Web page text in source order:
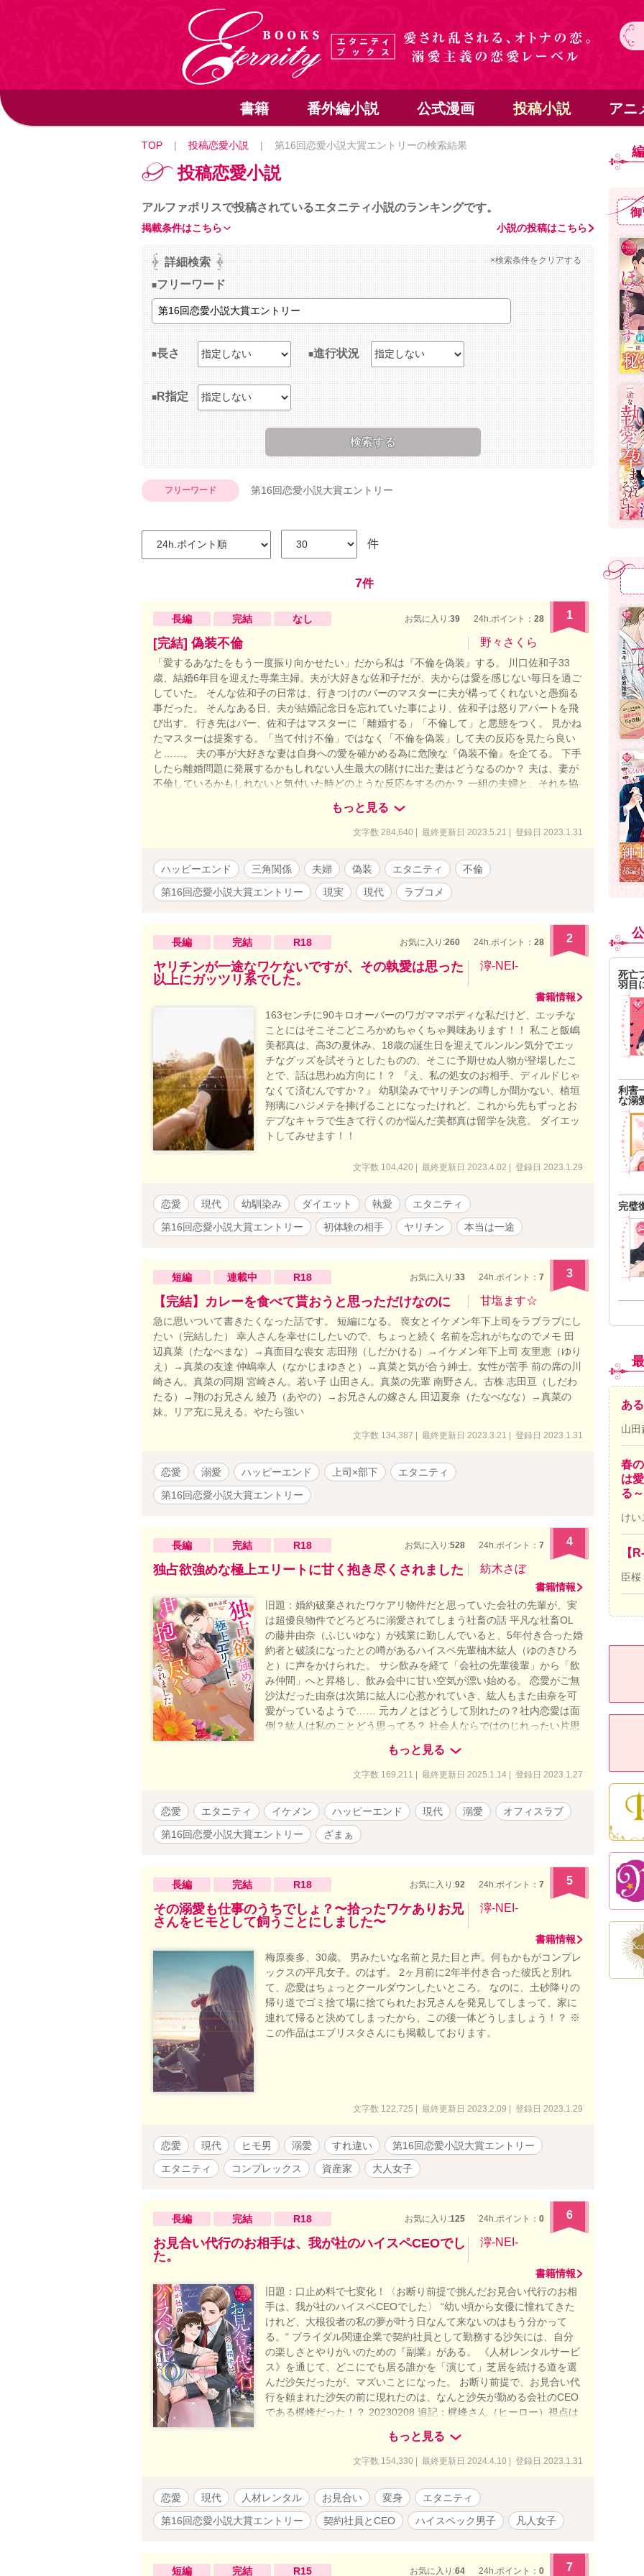
書籍 番外編小説 公式漫画 投稿小説 アニ
TOP | 投稿恋愛小説 | 第16回恋愛小説大賞エントリーの検索結果
投稿恋愛小説
アルファポリスで投稿されているエタニティ小説のランキングです。
小説の投稿はこちら
掲載条件はこちら
詳細検索 ×検索条件をクリアする
フリーワード
長さ 進行状況
R指定
フリーワード 第16回恋愛小説大賞エントリー
件
7件
長編 完結 なし お気に入り:39 24h.ポイント： 28 1
[完結] 偽装不倫 野々さくら
「愛するあなたをもう一度振り向かせたい」だから私は『不倫を偽装』する。 川口佐和子33
歳、結婚6年目を迎えた専業主婦。夫が大好きな佐和子だが、夫からは愛を感じない毎日を過ご
していた。 そんな佐和子の日常は、行きつけのバーのマスターに夫が構ってくれないと愚痴る
事だった。 そんなある日、夫が結婚記念日を忘れていた事により、佐和子は怒りアパートを飛
び出す。 行き先はバー、佐和子はマスターに「離婚する」「不倫して」と悪態をつく。 見かね
たマスターは提案する。「当て付け不倫」ではなく「不倫を偽装」して夫の反応を見たら良い
と……。 夫の事が大好きな妻は自身への愛を確かめる為に危険な『偽装不倫』を企てる。 下手
したら離婚問題に発展するかもしれない人生最大の賭けに出た妻はどうなるのか？ 夫は、妻が
不倫しているかもしれないと気付いた時どのような反応をするのか？ 一組の夫婦と、それを協
力する男の物語が今始まる。 ※1話毎あらすじがあります。あらすじ読み、ながら読み歓迎で
す。 ───────────────────────────── ライト文芸で「天使がくれた259日の時
間」を投稿しています。 テーマは「死産」と「新たな命」です。よければあらすじだけでも読
もっと見る
文字数 284,640 | 最終更新日 2023.5.21 | 登録日 2023.1.31
ハッピーエンド 三角関係 夫婦 偽装 エタニティ
不倫
第16回恋愛小説大賞エントリー
現実 現代 ラブコメ
長編 完結 R18 お気に入り:260 24h.ポイント： 28 2
ヤリチンが一途なワケないですが、その執愛は思った
以上にガッツリ系でした。
濘-NEI-
書籍情報
163センチに90キロオーバーのワガママボディな私だけど、エッチな
ことにはそこそこどころかめちゃくちゃ興味あります！！ 私こと飯嶋
美都真は、高3の夏休み、18歳の誕生日を迎えてルンルン気分でエッ
チなグッズを試そうとしたものの、そこに予期せぬ人物が登場したこ
とで、話は思わぬ方向に！？ 『え、私の処女のお相手、ディルドじゃ
なくて済むんですか？』 幼馴染みでヤリチンの噂しか聞かない、植垣
翔璃にハジメテを捧げることになったけれど、これから先もずっとお
デブなキャラで生きて行くのか悩んだ美都真は留学を決意。 ダイエッ
トしてみせます！！
文字数 104,420 | 最終更新日 2023.4.02 | 登録日 2023.1.29
恋愛 現代 幼馴染み ダイエット 執愛
エタニティ
第16回恋愛小説大賞エントリー
初体験の相手 ヤリチン 本当は一途
短編 連載中 R18 お気に入り:33 24h.ポイント： 7 3
【完結】カレーを食べて貰おうと思っただけなのに 甘塩ます☆
急に思いついて書きたくなった話です。 短編になる。 喪女とイケメン年下上司をラブラブにし
たい（完結した） 幸人さんを幸せにしたいので、ちょっと続く 名前を忘れがちなのでメモ 田
辺真菜（たなべまな）→真面目な喪女 志田翔（しだかける）→イケメン年下上司 友里恵（ゆり
え）→真菜の友達 仲嶋幸人（なかじまゆきと）→真菜と気が合う紳士。女性が苦手 前の席の川
崎さん。真菜の同期 宮崎さん。若い子 山田さん。真菜の先輩 南野さん。古株 志田亘（しだわ
たる）→翔のお兄さん 綾乃（あやの）→お兄さんの嫁さん 田辺夏奈（たなべなな）→真菜の
妹。リア充に見える。やたら強い
文字数 134,387 | 最終更新日 2023.3.21 | 登録日 2023.1.31
恋愛 溺愛 ハッピーエンド 上司×部下
エタニティ
第16回恋愛小説大賞エントリー
長編 完結 R18 お気に入り:528 24h.ポイント： 7 4
独占欲強めな極上エリートに甘く抱き尽くされました 紡木さぼ
書籍情報
旧題：婚約破棄されたワケアリ物件だと思っていた会社の先輩が、実
は超優良物件でどろどろに溺愛されてしまう社畜の話 平凡な社畜OL
の藤井由奈（ふじいゆな）が残業に勤しんでいると、5年付き合った婚
約者と破談になったとの噂があるハイスペ先輩柚木紘人（ゆのきひろ
と）に声をかけられた。 サシ飲みを経て「会社の先輩後輩」から「飲
み仲間」へと昇格し、飲み会中に甘い空気が漂い始める。 恋愛がご無
沙汰だった由奈は次第に紘人に心惹かれていき、紘人もまた由奈を可
愛がっているようで…… 元カノとはどうして別れたの？社内恋愛は面
倒？紘人は私のことどう思ってる？ 社会人ならではのじれったい片思
強いし、ずっと由奈のこと抱き尽くしたいって思ってた」 ハイスペな
のは仕事だけではなく、彼のお家で、オフィスで、旅行先で、どろど
ると少し甘えん坊になってしまう、紘人とらぶらぶ、元カノの登場で
ハラハラ。 ざまぁ相手は紘人の元カノです。
もっと見る
文字数 169,211 | 最終更新日 2025.1.14 | 登録日 2023.1.27
恋愛 エタニティ イケメン ハッピーエンド 現代 溺愛
オフィスラブ
第16回恋愛小説大賞エントリー
ざまぁ
長編 完結 R18 お気に入り:92 24h.ポイント： 7 5
その溺愛も仕事のうちでしょ？〜拾ったワケありお兄
さんをヒモとして飼うことにしました〜
濘-NEI-
書籍情報
梅原奏多、30歳。 男みたいな名前と見た目と声。何もかもがコンプレ
ックスの平凡女子。のはず。 2ヶ月前に2年半付き合った彼氏と別れ
て、恋愛はちょっとクールダウンしたいところ。 なのに、土砂降りの
帰り道でゴミ捨て場に捨てられたお兄さんを発見してしまって、家に
連れて帰ると決めてしまったから、この後一体どうしましょう！？ ※
この作品はエブリスタさんにも掲載しております。
文字数 122,725 | 最終更新日 2023.2.09 | 登録日 2023.1.29
恋愛 現代 ヒモ男 溺愛 すれ違い
第16回恋愛小説大賞エントリー
エタニティ
コンプレックス 資産家 大人女子
長編 完結 R18 お気に入り:125 24h.ポイント： 0 6
お見合い代行のお相手は、我が社のハイスペCEOでし
た。
濘-NEI-
書籍情報
旧題：口止め料で七変化！〈お断り前提で挑んだお見合い代行のお相
手は、我が社のハイスペCEOでした〉 “幼い頃から女優に憧れてきた
けれど、大根役者の私の夢が叶う日なんて来ないのはもう分かって
る。“ ブライダル関連企業で契約社員として勤務する沙矢には、自分
の楽しさとやりがいのための『副業』がある。 《人材レンタルサービ
ス》を通じて、どこにでも居る誰かを「演じて」芝居を続ける道を選
んだ沙矢だったが、マズいことになった。 お断り前提で、お見合い代
行を頼まれた沙矢の前に現れたのは、なんと沙矢が勤める会社のCEO
である梶峰だった！？ 20230208 追記：梶峰さん（ヒーロー）視点は
もっと見る
文字数 154,330 | 最終更新日 2024.4.10 | 登録日 2023.1.31
恋愛 現代 人材レンタル お見合い 変身
エタニティ
第16回恋愛小説大賞エントリー
契約社員とCEO ハイスペック男子 凡人女子
短編 完結 R15 お気に入り:64 24h.ポイント： 0 7
死亡
羽目
利害
な溺
完璧
あ
山田
春
は
る～
けい
【
臣桜